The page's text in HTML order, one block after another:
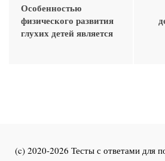
Особенностью
физического развития
глухих детей является
(c) 2020-2026 Тесты с ответами для